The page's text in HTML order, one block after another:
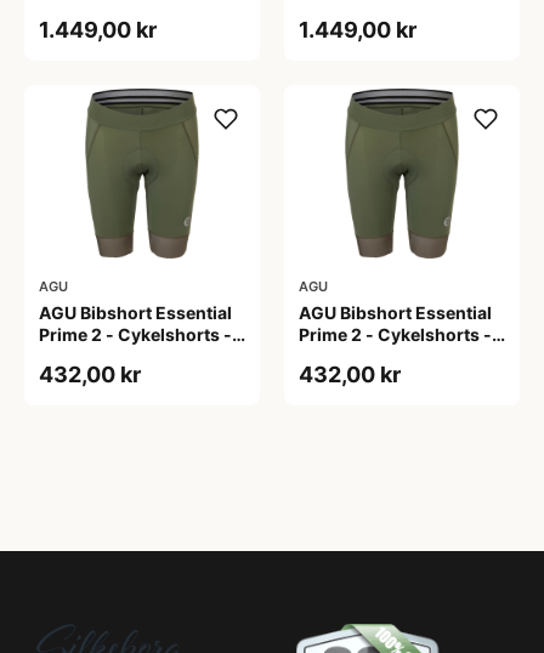
1.449,00 kr 1.449,00 kr
AGU
AGU Bibshort Essential
Prime 2 - Cykelshorts -
2XL
432,00 kr
AGU
AGU Bibshort Essential
Prime 2 - Cykelshorts -
L
432,00 kr